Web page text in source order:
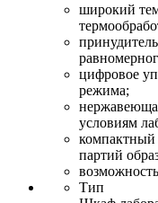
широкий
цифровое
режима;
условиям
партий
Тип